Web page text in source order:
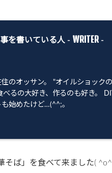
を書いている人 - WRITER -
のオッサン。 "オイルショック
べるの大好き、作るのも好き。
も始めたけど…(^^;。
ば」を食べて来ました( ^o^)